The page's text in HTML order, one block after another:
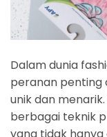
Dalam dunia
peranan penting
unik dan
berbagai teknik